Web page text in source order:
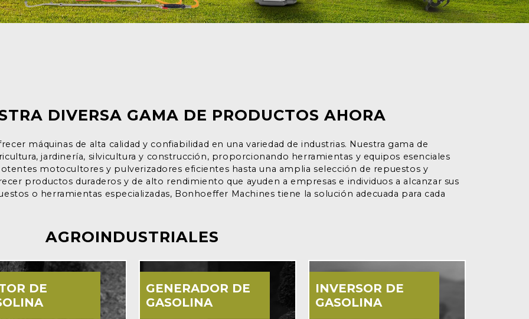
DIVERSA GAMA DE PRODUCTOS AHORA
máquinas de alta calidad y confiabilidad en una variedad de industrias. Nuestra gama de
jardinería, silvicultura y construcción, proporcionando herramientas y equipos esenciales
motocultores y pulverizadores eficientes hasta una amplia selección de repuestos y
productos duraderos y de alto rendimiento que ayuden a empresas e individuos a alcanzar sus
o herramientas especializadas, Bonhoeffer Machines tiene la solución adecuada para cada
AGROINDUSTRIALES
DE
GENERADOR DE
GASOLINA
INVERSOR DE
GASOLINA